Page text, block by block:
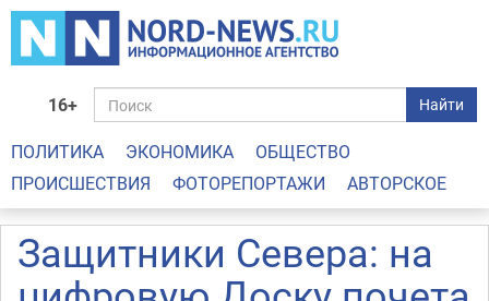
16+ Найти
ПОЛИТИКА ЭКОНОМИКА
ОБЩЕСТВО
ПРОИСШЕСТВИЯ
ФОТОРЕПОРТАЖИ АВТОРСКОЕ
Защитники Севера: на